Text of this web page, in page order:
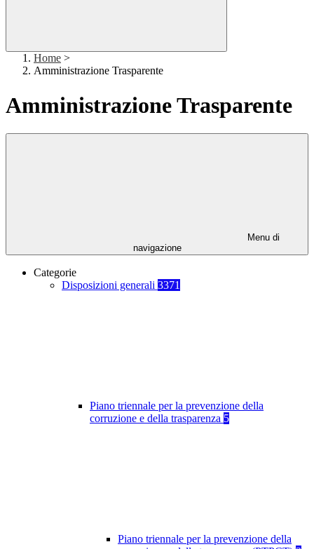
Home >
Amministrazione Trasparente
Amministrazione Trasparente
Menu di
navigazione
Categorie
Disposizioni generali 3371
Piano triennale per la prevenzione della
corruzione e della trasparenza 5
Piano triennale per la prevenzione della